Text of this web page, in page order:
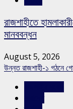
রাজশাহীতে
মানববন্ধন
August 5, 2026
উন্নত রাজশাহী-১ গঠনে